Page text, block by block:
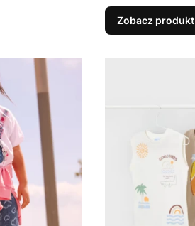
Zobacz produkt